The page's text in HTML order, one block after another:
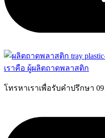
เราคือ ผู้ผลิตถาดพลาสติก
โทรหาเราเพื่อรับคำปรึกษา